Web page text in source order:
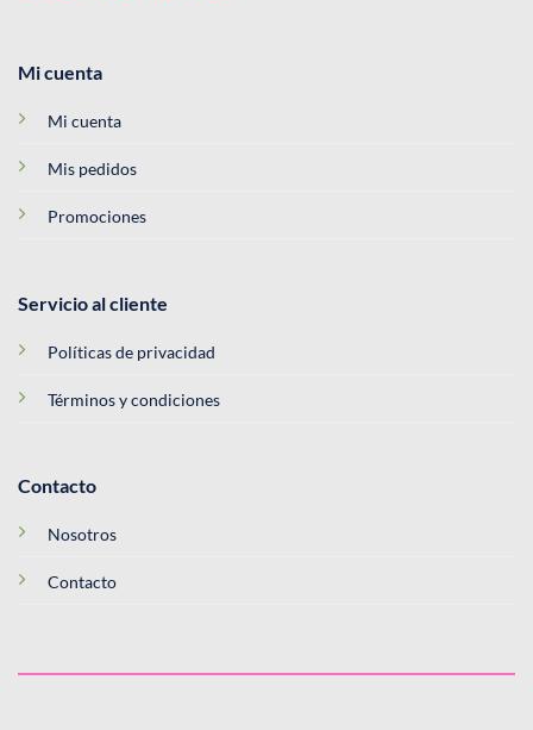
Mi cuenta
Mi cuenta
Mis pedidos
Promociones
Servicio al cliente
Políticas de privacidad
Términos y condiciones
Contacto
Nosotros
Contacto